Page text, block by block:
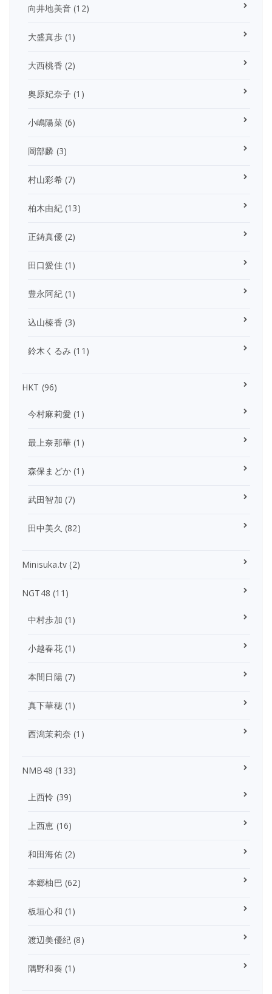
向井地美音 (12)
大盛真歩(1)
大西桃香 (2)
奥原妃奈子 (1)
小嶋陽菜(6)
岡部麟 (3)
村山彩希(7)
柏木由紀(13)
正鋳真優(2)
田口愛佳(1)
豊永阿紀(1)
込山榛香 (3)
鈴木くるみ (11)
HKT (96)
今村麻莉愛 (1)
最上奈那華 (1)
森保まどか (1)
武田智加 (7)
田中美久 (82)
Minisuka.tv (2)
NGT48 (11)
中村歩加 (1)
小越春花(1)
本間日陽(7)
真下華穂(1)
西潟茉莉奈 (1)
NMB48 (133)
上西怜 (39)
上西恵 (16)
和田海佑(2)
本郷柚巴 (62)
板垣心和 (1)
渡辺美優紀 (8)
隅野和奏 (1)